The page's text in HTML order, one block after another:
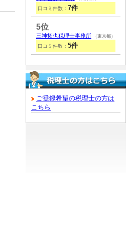
口コミ件数： 7件
5位
三神拓也税理士事務所 （東京都）
口コミ件数： 5件
ご登録希望の税理士の方は
こちら